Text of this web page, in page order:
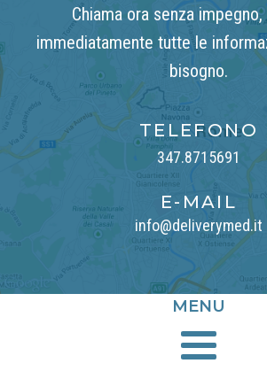
Chiama ora senza
immediatamente tutte le
bisogno.
TELEFONO
347.8715691
E-MAIL
info@deliverymed.it
MENU